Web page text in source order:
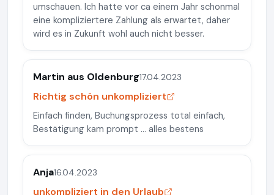
umschauen. Ich hatte vor ca einem Jahr schonmal
eine kompliziertere Zahlung als erwartet, daher
wird es in Zukunft wohl auch nicht besser.
Martin aus Oldenburg17.04.2023
Richtig schön unkompliziert
Einfach finden, Buchungsprozess total einfach,
Bestätigung kam prompt … alles bestens
Anja16.04.2023
unkompliziert in den Urlaub